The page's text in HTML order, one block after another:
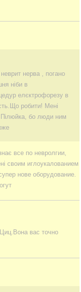
нерва , погано
ніби в
елєктрофорезу в
робити! Мені
Пілюйка, бо люди ним
все по невролгии,
своим иглоукалованием
нове оборудование.
вас точно